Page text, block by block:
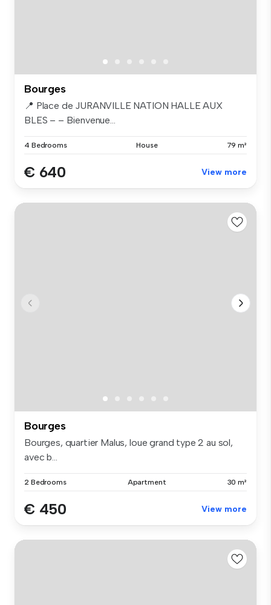
Bourges
📍 Place de JURANVILLE NATION HALLE AUX
BLES – – Bienvenue...
4 Bedrooms House 79 m²
€ 640 View more
Bourges
Bourges, quartier Malus, loue grand type 2 au sol,
avec b...
2 Bedrooms Apartment 30 m²
€ 450 View more